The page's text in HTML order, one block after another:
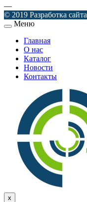
—
© 2019 Разработка сайта
Меню
Главная
О нас
Каталог
Новости
Контакты
x